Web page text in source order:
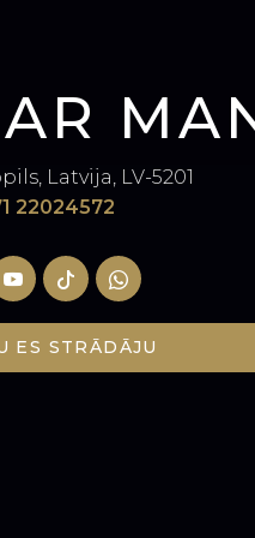
Latvija, LV-5201
22024572
ES STRĀDĀJU